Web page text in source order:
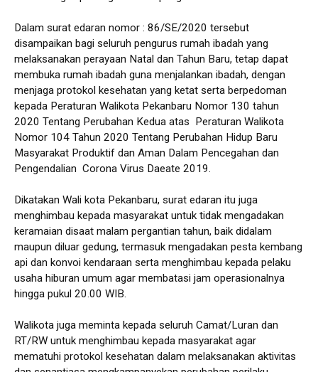
Dalam surat edaran nomor : 86/SE/2020 tersebut
disampaikan bagi seluruh pengurus rumah ibadah yang
melaksanakan perayaan Natal dan Tahun Baru, tetap dapat
membuka rumah ibadah guna menjalankan ibadah, dengan
menjaga protokol kesehatan yang ketat serta berpedoman
kepada Peraturan Walikota Pekanbaru Nomor 130 tahun
2020 Tentang Perubahan Kedua atas Peraturan Walikota
Nomor 104 Tahun 2020 Tentang Perubahan Hidup Baru
Masyarakat Produktif dan Aman Dalam Pencegahan dan
Pengendalian Corona Virus Daeate 2019.
Dikatakan Wali kota Pekanbaru, surat edaran itu juga
menghimbau kepada masyarakat untuk tidak mengadakan
keramaian disaat malam pergantian tahun, baik didalam
maupun diluar gedung, termasuk mengadakan pesta kembang
api dan konvoi kendaraan serta menghimbau kepada pelaku
usaha hiburan umum agar membatasi jam operasionalnya
hingga pukul 20.00 WIB.
Walikota juga meminta kepada seluruh Camat/Luran dan
RT/RW untuk menghimbau kepada masyarakat agar
mematuhi protokol kesehatan dalam melaksanakan aktivitas